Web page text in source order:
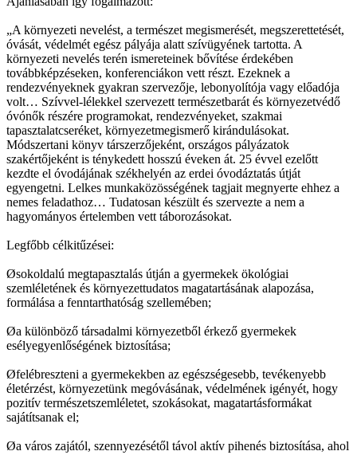
„A környezeti nevelést, a természet megismerését, megszerettetését,
óvását, védelmét egész pályája alatt szívügyének tartotta. A
környezeti nevelés terén ismereteinek bővítése érdekében
továbbképzéseken, konferenciákon vett részt. Ezeknek a
rendezvényeknek gyakran szervezője, lebonyolítója vagy előadója
volt… Szívvel-lélekkel szervezett természetbarát és környezetvédő
óvónők részére programokat, rendezvényeket, szakmai
tapasztalatcseréket, környezetmegismerő kirándulásokat.
Módszertani könyv társzerzőjeként, országos pályázatok
szakértőjeként is ténykedett hosszú éveken át. 25 évvel ezelőtt
kezdte el óvodájának székhelyén az erdei óvodáztatás útját
egyengetni. Lelkes munkaközösségének tagjait megnyerte ehhez a
nemes feladathoz… Tudatosan készült és szervezte a nem a
hagyományos értelemben vett táborozásokat.
Legfőbb célkitűzései:
Øsokoldalú megtapasztalás útján a gyermekek ökológiai
szemléletének és környezettudatos magatartásának alapozása,
formálása a fenntarthatóság szellemében;
Øa különböző társadalmi környezetből érkező gyermekek
esélyegyenlőségének biztosítása;
Øfelébreszteni a gyermekekben az egészségesebb, tevékenyebb
életérzést, környezetünk megóvásának, védelmének igényét, hogy
pozitív természetszemléletet, szokásokat, magatartásformákat
sajátítsanak el;
Øa város zajától, szennyezésétől távol aktív pihenés biztosítása, ahol